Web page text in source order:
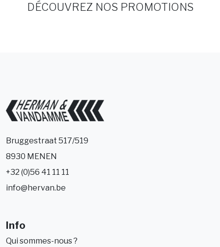
DÉCOUVREZ NOS PROMOTIONS
Bruggestraat 517/519
8930 MENEN
+32 (0)56 41 11 11
info@hervan.be
Info
Qui sommes-nous ?